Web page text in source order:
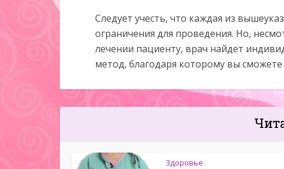
Следует учесть, что каждая из
ограничения для проведения. Но,
лечении пациенту, врач найдет
метод, благодаря которому вы
Здоровье